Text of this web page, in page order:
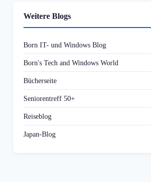
Weitere Blogs
Born IT- und Windows Blog
Born's Tech and Windows World
Bücherseite
Seniorentreff 50+
Reiseblog
Japan-Blog